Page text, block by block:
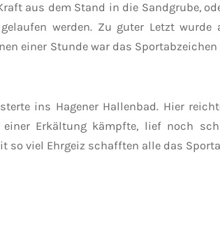
aus dem Stand in die Sandgrube,
werden. Zu guter Letzt
einer Stunde war das
ins Hagener Hallenbad. Hier
Erkältung kämpfte, lief noch
so viel Ehrgeiz schafften alle das